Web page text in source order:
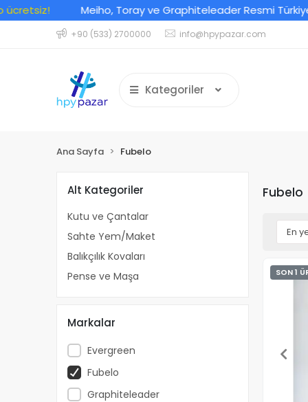
Meiho, Toray ve Graphiteleader Resmi Türkiye
+90 (533) 2700000 info@hpypazar.com
Kategoriler
Ana Sayfa Fubelo
Alt Kategoriler
Kutu ve Çantalar
Sahte Yem/Maket
Balıkçılık Kovaları
Pense ve Maşa
Markalar
Evergreen
Fubelo
Graphiteleader
Fubelo
SON 1